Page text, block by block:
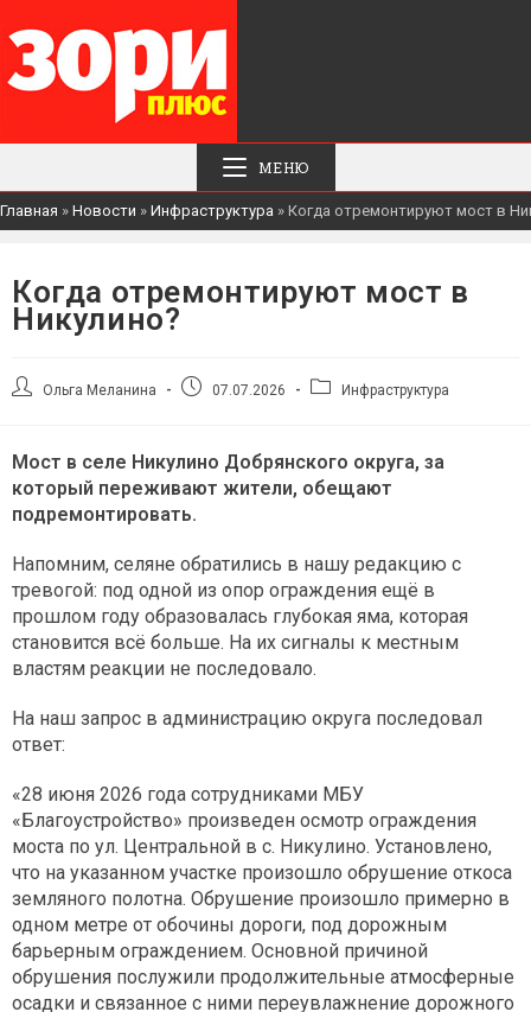
МЕНЮ
Главная » Новости » Инфраструктура » Когда отремонтируют мост в
Когда отремонтируют мост в
Никулино?
АвторОльга Меланина
Запись07.07.2026
РубрикаИнфраструктура
Мост в селе Никулино Добрянского округа, за
который переживают жители, обещают
подремонтировать.
Напомним, селяне обратились в нашу редакцию с
тревогой: под одной из опор ограждения ещё в
прошлом году образовалась глубокая яма, которая
становится всё больше. На их сигналы к местным
властям реакции не последовало.
На наш запрос в администрацию округа последовал
ответ:
«28 июня 2026 года сотрудниками МБУ
«Благоустройство» произведен осмотр ограждения
моста по ул. Центральной в с. Никулино. Установлено,
что на указанном участке произошло обрушение откоса
земляного полотна. Обрушение произошло примерно в
одном метре от обочины дороги, под дорожным
барьерным ограждением. Основной причиной
обрушения послужили продолжительные атмосферные
осадки и связанное с ними переувлажнение дорожного